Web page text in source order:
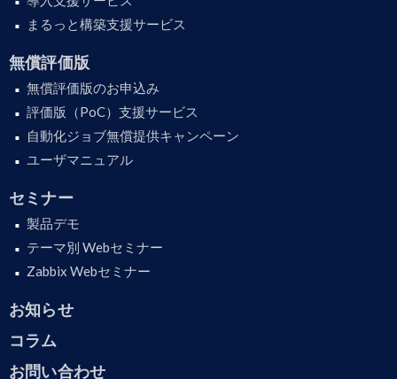
まるっと構築支援サービス
無償評価版
無償評価版のお申込み
評価版（PoC）支援サービス
自動化ジョブ無償提供キャンペーン
ユーザマニュアル
セミナー
製品デモ
テーマ別 Webセミナー
Zabbix Webセミナー
お知らせ
コラム
お問い合わせ